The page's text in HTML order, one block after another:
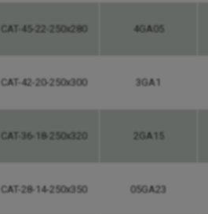
CAT-45-22-250x280 4GA05
CAT-42-20-250x300 3GA1
CAT-36-18-250x320 2GA15
CAT-28-14-250x350 05GA23